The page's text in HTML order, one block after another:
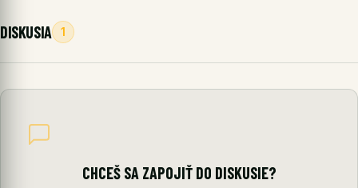
DISKUSIA 1
CHCEŠ SA ZAPOJIŤ DO DISKUSIE?